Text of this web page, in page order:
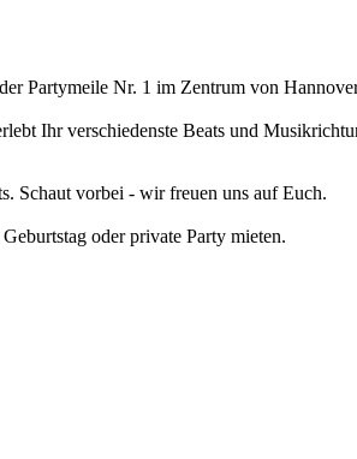
Partymeile Nr. 1 im Zentrum von
Ihr verschiedenste Beats und
Schaut vorbei - wir freuen uns auf Euch.
oder private Party mieten.